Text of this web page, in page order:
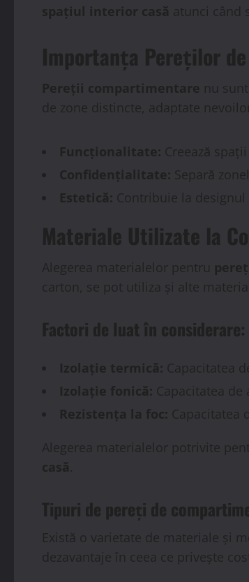
spațiul interior casă atunci când
Importanța Pereților
Pereții compartimentare nu
de zone distincte, adaptate
Funcționalitate: Creează
Confidențialitate: Separă
Estetică: Contribuie la
Materiale Utilizate la
Alegerea materialelor pentru
carton, se pot utiliza și alte
Factori de luat în considerare:
Izolație termică: Capacitatea
Izolație fonică: Capacitatea
Rezistența la foc: Capacitatea
Alegerea materialelor potrivite
casă.
Tipuri de pereți de
Există o varietate de materiale și
dezavantaje în ceea ce privește